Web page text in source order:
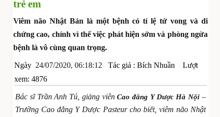
trẻ em
Viêm não Nhật Bản là một bệnh có tỉ lệ tử vong và di
chứng cao, chính vì thế việc phát hiện sớm và phòng ngừa
bệnh là vô cùng quan trọng.
Ngày 24/07/2020, 06:18:12 Tác giả : Bích Nhuần Lượt
xem: 4876
Bác sĩ Trần Anh Tú, giảng viênCao đẳng Y Dược Hà Nội –
Trường Cao đẳng Y Dược Pasteur cho biết, viêm não Nhật